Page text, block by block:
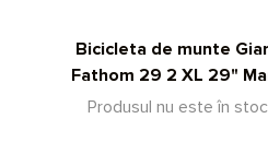
Bicicleta de munte
Fathom 29 2 XL 29"
Produsul nu este în stoc